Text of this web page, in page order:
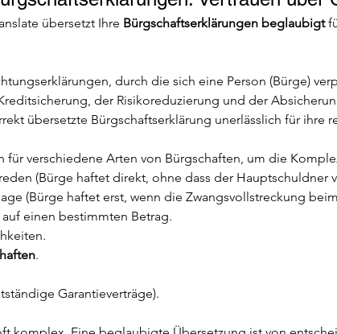
übersetzt Ihre Bürgschaftserklärungen beglaubigt
durch die sich eine Person (Bürge)
der Risikoreduzierung und der
übersetzte Bürgschaftserklärung unerlässlich für ihre
verschiedene Arten von Bürgschaften, um die
(Bürge haftet direkt, ohne dass der Hauptschuldner
(Bürge haftet erst, wenn die Zwangsvollstreckung
einen bestimmten Betrag.
.
Garantieverträge).